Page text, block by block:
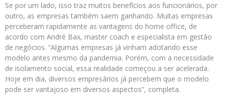
Se por um lado, isso traz muitos benefícios aos funcionários, por
outro, as empresas também saem ganhando. Muitas empresas
perceberam rapidamente as vantagens do home office, de
acordo com André Bax, master coach e especialista em gestão
de negócios. “Algumas empresas já vinham adotando esse
modelo antes mesmo da pandemia. Porém, com a necessidade
de isolamento social, essa realidade começou a ser acelerada.
Hoje em dia, diversos empresários já percebem que o modelo
pode ser vantajoso em diversos aspectos”, completa.